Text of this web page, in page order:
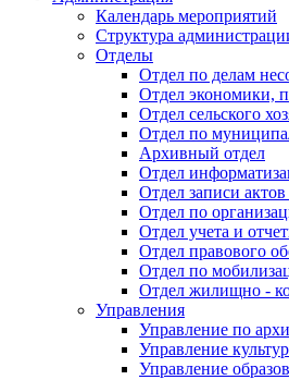
Календарь мероприятий
Структура
Отделы
Отдел по делам
Отдел экономики,
Отдел сельского
Отдел по
Архивный отдел
Отдел
Отдел записи
Отдел по
Отдел учета и
Отдел правового
Отдел по
Отдел жилищно -
Управления
Управление по
Управление
Управление